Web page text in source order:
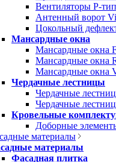
Вентиляторы P-
Антенный ворот
Цокольный
Мансардные окна
Мансардные окна
Мансардные окна
Мансардные окна
Чердачные лестницы
Чердачные
Чердачные
Кровельные
Доборные
материалы
материалы
Фасадная плитка